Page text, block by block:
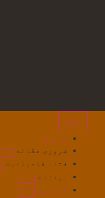
سرورق
ضروری عقائد
فتنہ قادیانیت
بیانات
کتابیں